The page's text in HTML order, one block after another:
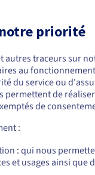
de
dépenses
car les
importante, un
pour les
la chaîne, en
peuvent
Unis.
(États-Unis) et créez un
priorité
autres traceurs sur
au
du service ou
permettent de
de
:
: qui nous
et usages ainsi que